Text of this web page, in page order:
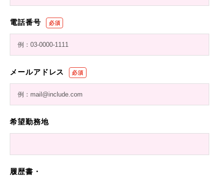
電話番号
メールアドレス
希望勤務地
履歴書・